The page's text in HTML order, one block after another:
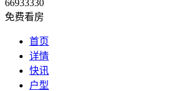
66933330
免费看房
首页
详情
快讯
户型